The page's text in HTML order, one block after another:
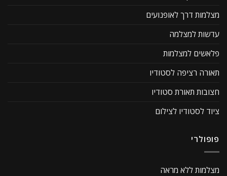
מצלמות דרך לאופנועים
עדשות למצלמה
פלאשים למצלמות
תאורה רציפה לסטודיו
חצובות תאורת סטודיו
ציוד לסטודיו לצילום
פופולרי
מצלמות ללא מראה